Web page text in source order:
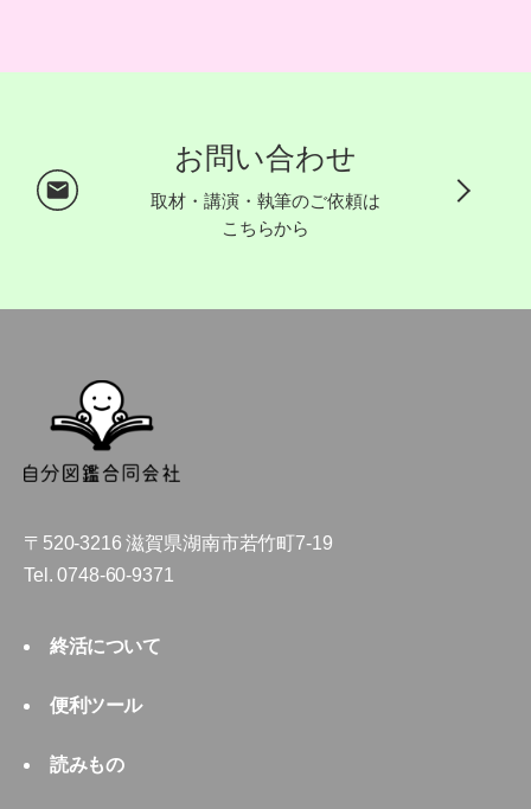
お問い合わせ
取材・講演・執筆のご依頼は
こちらから
〒520-3216 滋賀県湖南市若竹町7-19
Tel.0748-60-9371
終活について
便利ツール
読みもの